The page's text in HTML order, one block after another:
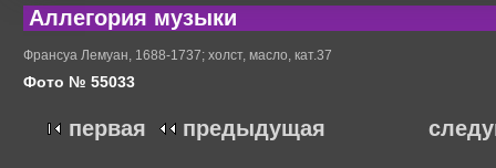
Аллегория музыки
Франсуа Лемуан, 1688-1737; холст, масло, кат.37
Фото № 55033
первая предыдущая